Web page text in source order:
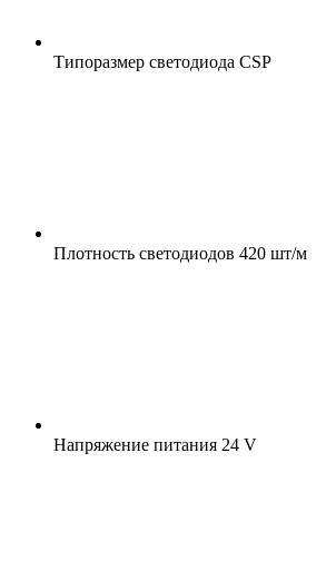
Типоразмер светодиода CSP
Плотность светодиодов 420 шт/м
Напряжение питания 24 V